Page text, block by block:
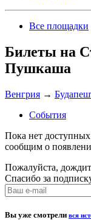
Все площадки
Билеты на
Пушкаша
Венгрия →
События
Пока нет
сообщим о
Пожалуйста,
Спасибо за
Вы уже смотрели вся